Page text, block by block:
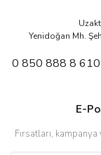
Yenidoğan Mh.
0 850 888 8
E-
Fırsatları,